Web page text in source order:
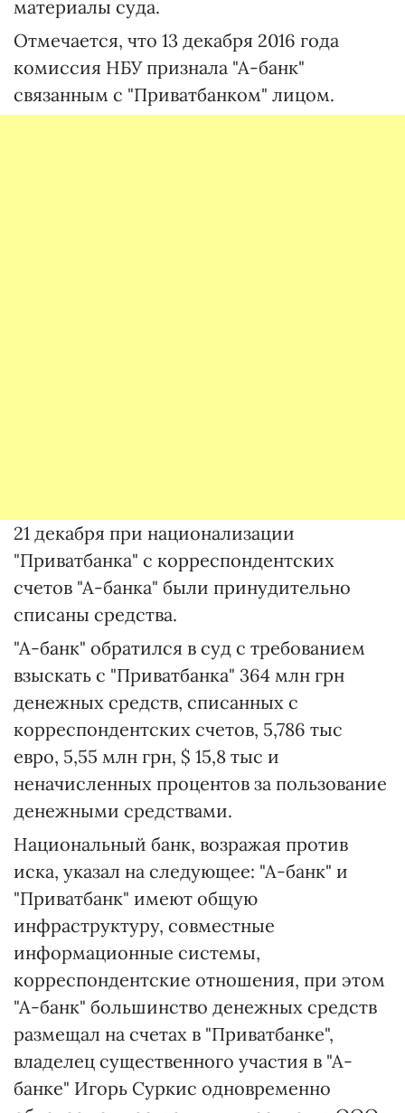
материалы суда.
Отмечается, что 13 декабря 2016 года
комиссия НБУ признала "А-банк"
связанным с "Приватбанком" лицом.
21 декабря при национализации
"Приватбанка" с корреспондентских
счетов "А-банка" были принудительно
списаны средства.
"А-банк" обратился в суд с требованием
взыскать с "Приватбанка" 364 млн грн
денежных средств, списанных с
корреспондентских счетов, 5,786 тыс
евро, 5,55 млн грн, $ 15,8 тыс и
неначисленных процентов за пользование
денежными средствами.
Национальный банк, возражая против
иска, указал на следующее: "А-банк" и
"Приватбанк" имеют общую
инфраструктуру, совместные
информационные системы,
корреспондентские отношения, при этом
"А-банк" большинство денежных средств
размещал на счетах в "Приватбанке",
владелец существенного участия в "А-
банке" Игорь Суркис одновременно